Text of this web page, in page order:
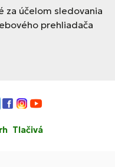
za účelom sledovania
prehliadača
Facebook
Instagram
YouTube
Tlačivá